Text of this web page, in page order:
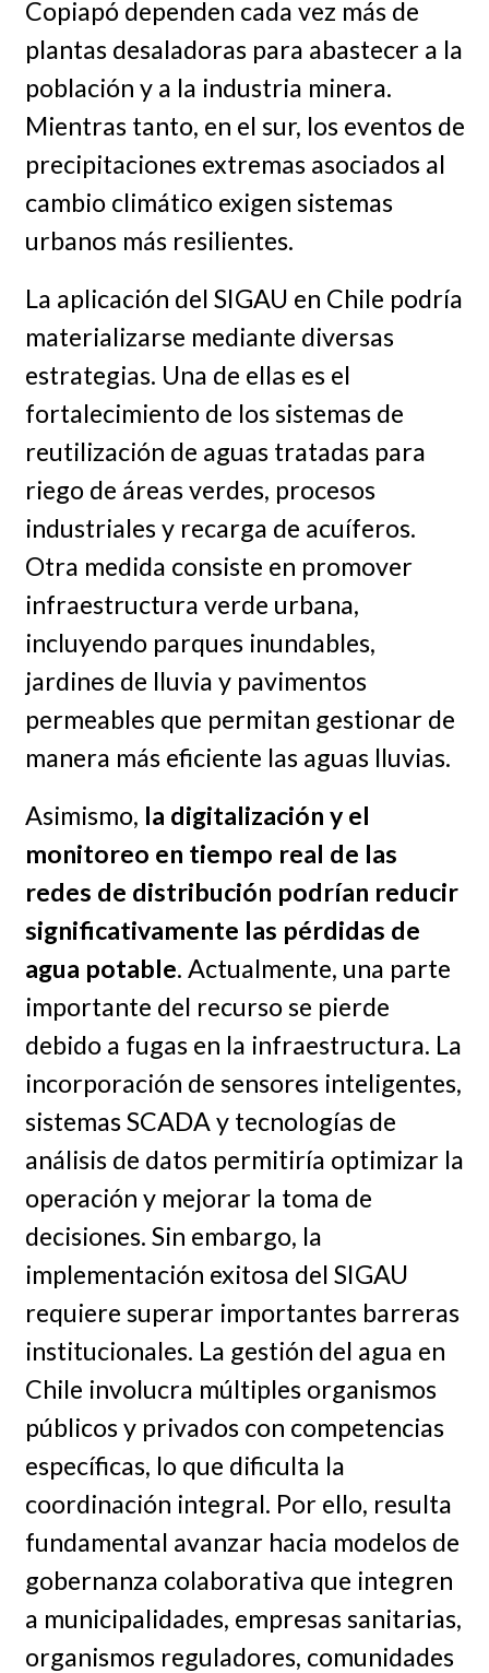
Copiapó dependen cada vez más de
plantas desaladoras para abastecer a la
población y a la industria minera.
Mientras tanto, en el sur, los eventos de
precipitaciones extremas asociados al
cambio climático exigen sistemas
urbanos más resilientes.
La aplicación del SIGAU en Chile podría
materializarse mediante diversas
estrategias. Una de ellas es el
fortalecimiento de los sistemas de
reutilización de aguas tratadas para
riego de áreas verdes, procesos
industriales y recarga de acuíferos.
Otra medida consiste en promover
infraestructura verde urbana,
incluyendo parques inundables,
jardines de lluvia y pavimentos
permeables que permitan gestionar de
manera más eficiente las aguas lluvias.
Asimismo, la digitalización y el
monitoreo en tiempo real de las
redes de distribución podrían reducir
significativamente las pérdidas de
agua potable. Actualmente, una parte
importante del recurso se pierde
debido a fugas en la infraestructura. La
incorporación de sensores inteligentes,
sistemas SCADA y tecnologías de
análisis de datos permitiría optimizar la
operación y mejorar la toma de
decisiones. Sin embargo, la
implementación exitosa del SIGAU
requiere superar importantes barreras
institucionales. La gestión del agua en
Chile involucra múltiples organismos
públicos y privados con competencias
específicas, lo que dificulta la
coordinación integral. Por ello, resulta
fundamental avanzar hacia modelos de
gobernanza colaborativa que integren
a municipalidades, empresas sanitarias,
organismos reguladores, comunidades